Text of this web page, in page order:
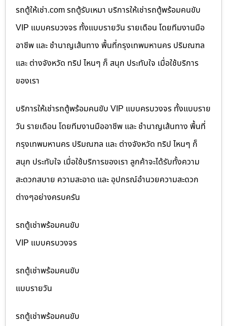
รถตู้ให้เช่า.com รถตู้รับเหมา บริการให้เช่ารถตู้พร้อมคนขับ
VIP แบบครบวงจร ทั้งแบบรายวัน รายเดือน โดยทีมงานมือ
อาชีพ และ ชำนาญเส้นทาง พื้นที่กรุงเทพมหานคร ปริมณฑล
และ ต่างจังหวัด ทริป ไหนๆ ก็ สนุก ประทับใจ เมื่อใช้บริการ
ของเรา
บริการให้เช่ารถตู้พร้อมคนขับ VIP แบบครบวงจร ทั้งแบบราย
วัน รายเดือน โดยทีมงานมืออาชีพ และ ชำนาญเส้นทาง พื้นที่
กรุงเทพมหานคร ปริมณฑล และ ต่างจังหวัด ทริป ไหนๆ ก็
สนุก ประทับใจ เมื่อใช้บริการของเรา ลูกค้าจะได้รับทั้งความ
สะดวกสบาย ความสะอาด และ อุปกรณ์อำนวยความสะดวก
ต่างๆอย่างครบครัน
รถตู้เช่าพร้อมคนขับ
VIP แบบครบวงจร
รถตู้เช่าพร้อมคนขับ
แบบรายวัน
รถตู้เช่าพร้อมคนขับ